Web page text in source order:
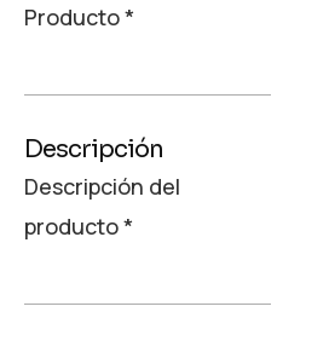
Producto*
Descripción
Descripción del
producto*